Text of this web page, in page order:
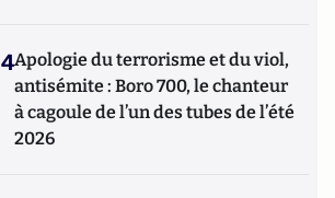
4Apologie du terrorisme et du viol,
antisémite : Boro 700, le chanteur
à cagoule de l’un des tubes de l’été
2026